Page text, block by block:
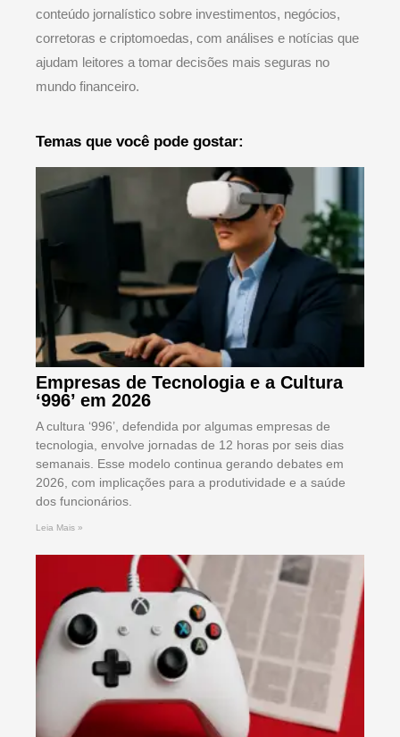
conteúdo jornalístico sobre investimentos, negócios,
corretoras e criptomoedas, com análises e notícias que
ajudam leitores a tomar decisões mais seguras no
mundo financeiro.
Temas que você pode gostar:
Empresas de Tecnologia e a Cultura
‘996’ em 2026
A cultura ‘996’, defendida por algumas empresas de
tecnologia, envolve jornadas de 12 horas por seis dias
semanais. Esse modelo continua gerando debates em
2026, com implicações para a produtividade e a saúde
dos funcionários.
Leia Mais »